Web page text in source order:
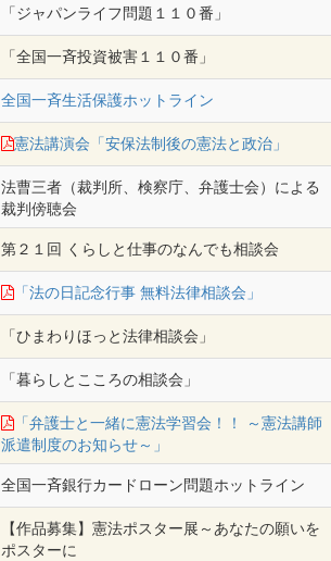
「ジャパンライフ問題１１０番」
「全国一斉投資被害１１０番」
全国一斉生活保護ホットライン
憲法講演会「安保法制後の憲法と政治」
法曹三者（裁判所、検察庁、弁護士会）による
裁判傍聴会
第２１回 くらしと仕事のなんでも相談会
「法の日記念行事 無料法律相談会」
「ひまわりほっと法律相談会」
「暮らしとこころの相談会」
「弁護士と一緒に憲法学習会！！ ～憲法講師
派遣制度のお知らせ～」
全国一斉銀行カードローン問題ホットライン
【作品募集】憲法ポスター展～あなたの願いを
ポスターに